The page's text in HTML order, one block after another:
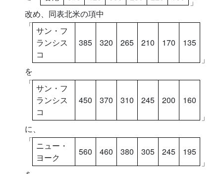
改め、同表北米の項中
「 サン・フ
ランシス
コ
385 320 265 210 170
135
」
を
「 サン・フ
ランシス
コ
450 370 310 245 200
160
」
に、
「 ニュー・
ヨーク
560 460 380 305 245
195
」